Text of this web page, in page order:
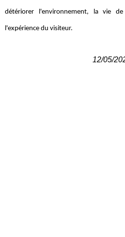
détériorer l'environnement, la vie
l'expérience du visiteur.
12/05/